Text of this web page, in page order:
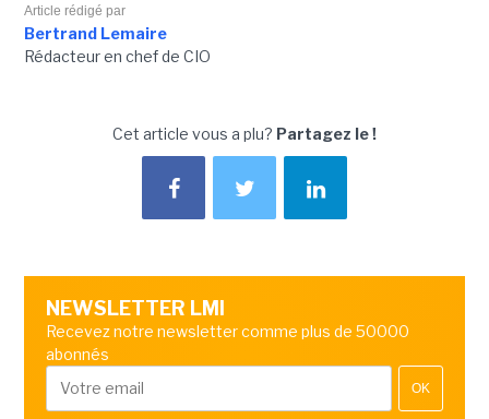
Article rédigé par
Bertrand Lemaire
Rédacteur en chef de CIO
Cet article vous a plu? Partagez le !
NEWSLETTER LMI
Recevez notre newsletter comme plus de 50000
abonnés
OK